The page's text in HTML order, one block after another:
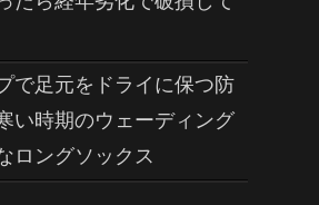
で足元をドライに保つ防
い時期のウェーディング
ロングソックス